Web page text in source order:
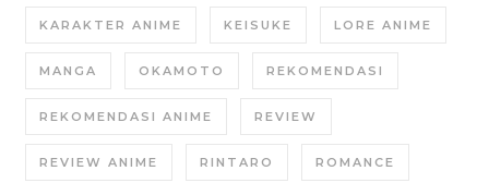
KARAKTER ANIME KEISUKE LORE ANIME
MANGA OKAMOTO REKOMENDASI
REKOMENDASI ANIME REVIEW
REVIEW ANIME RINTARO ROMANCE